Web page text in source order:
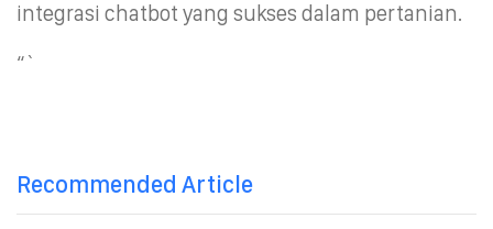
integrasi chatbot yang sukses dalam pertanian.
“`
Recommended Article